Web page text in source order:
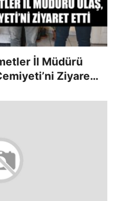
İl Müdürü
Ziyaret